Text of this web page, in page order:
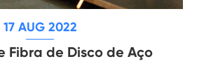
17 AUG 2022
Fibra de Disco de Aço